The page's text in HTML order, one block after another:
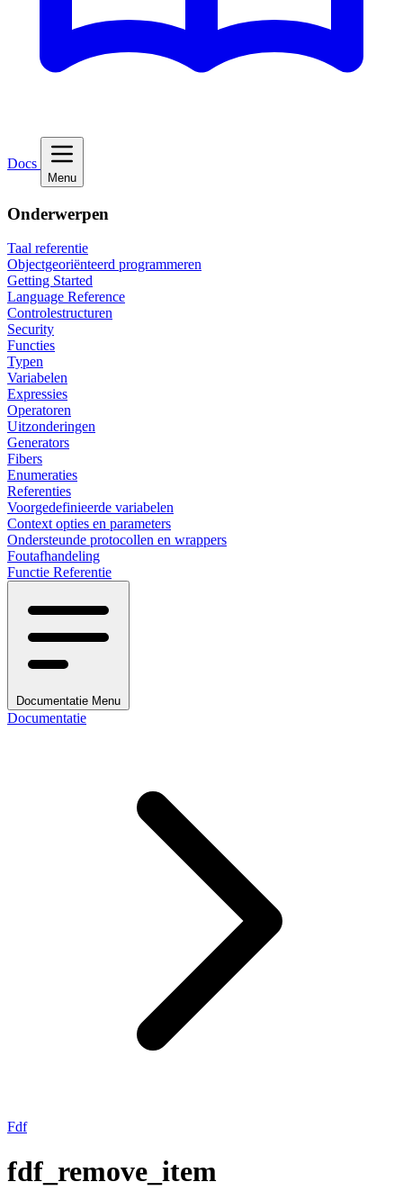
Docs
Menu
Onderwerpen
Taal referentie
Objectgeoriënteerd programmeren
Getting Started
Language Reference
Controlestructuren
Security
Functies
Typen
Variabelen
Expressies
Operatoren
Uitzonderingen
Generators
Fibers
Enumeraties
Referenties
Voorgedefinieerde variabelen
Context opties en parameters
Ondersteunde protocollen en wrappers
Foutafhandeling
Functie Referentie
Documentatie Menu
Documentatie
Fdf
fdf_remove_item